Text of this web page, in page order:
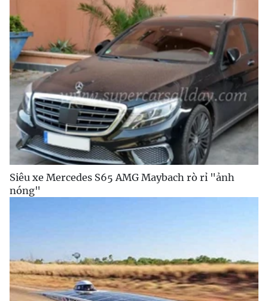
Siêu xe Mercedes S65 AMG Maybach rò rỉ "ảnh
nóng"